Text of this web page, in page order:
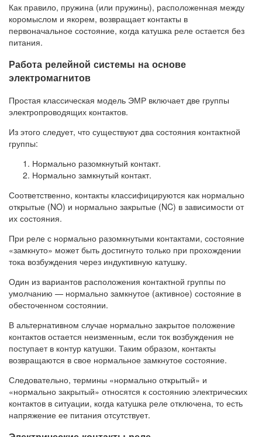
Как правило, пружина (или пружины), расположенная между
коромыслом и якорем, возвращает контакты в
первоначальное состояние, когда катушка реле остается без
питания.
Работа релейной системы на основе
электромагнитов
Простая классическая модель ЭМР включает две группы
электропроводящих контактов.
Из этого следует, что существуют два состояния контактной
группы:
Нормально разомкнутый контакт.
Нормально замкнутый контакт.
Соответственно, контакты классифицируются как нормально
открытые (NO) и нормально закрытые (NC) в зависимости от
их состояния.
При реле с нормально разомкнутыми контактами, состояние
«замкнуто» может быть достигнуто только при прохождении
тока возбуждения через индуктивную катушку.
Один из вариантов расположения контактной группы по
умолчанию — нормально замкнутое (активное) состояние в
обесточенном состоянии.
В альтернативном случае нормально закрытое положение
контактов остается неизменным, если ток возбуждения не
поступает в контур катушки. Таким образом, контакты
возвращаются в свое нормальное замкнутое состояние.
Следовательно, термины «нормально открытый» и
«нормально закрытый» относятся к состоянию электрических
контактов в ситуации, когда катушка реле отключена, то есть
напряжение ее питания отсутствует.